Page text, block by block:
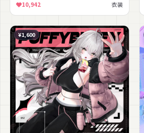
10,942
衣装
¥1,600